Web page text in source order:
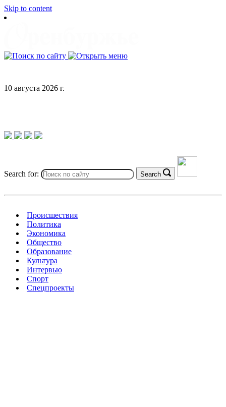
Skip to content
10 августа 2026 г.
Search for: Search
Происшествия
Политика
Экономика
Общество
Образование
Культура
Интервью
Спорт
Спецпроекты